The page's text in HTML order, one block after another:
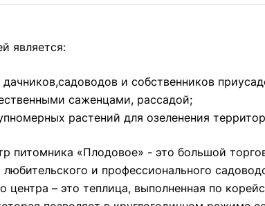
является:
дачников,садоводов и собственников
саженцами, рассадой;
растений для озеленения
питомника «Плодовое» - это большой
любительского и профессионального
центра – это теплица, выполненная по